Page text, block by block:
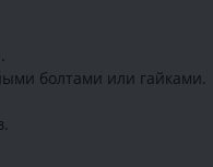
болтами или гайками.